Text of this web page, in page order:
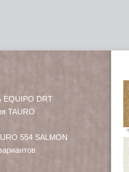
EQUIPO DRT
TAURO
554 SALMON